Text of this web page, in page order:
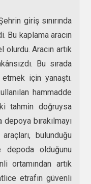
giriş sınırında
Bu kaplama aracın
Aracın artık
Bu sırada
için yanaştı.
hammadde
tahmin doğruysa
depoya bırakılmayı
bulunduğu
depoda olduğunu
ortamından artık
etrafın güvenli